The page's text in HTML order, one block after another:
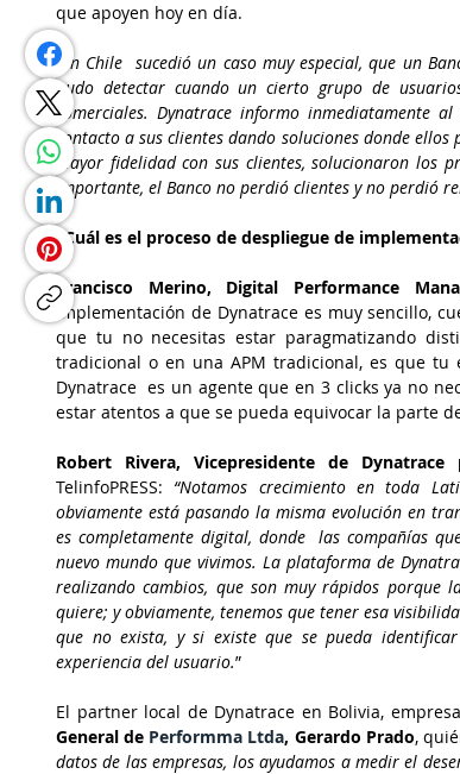
que apoyen hoy en día.
“En Chile  sucedió un caso muy especial, que un
pudo detectar cuando un cierto grupo de
comerciales. Dynatrace informo inmediatamente
contacto a sus clientes dando soluciones donde
Mayor fidelidad con sus clientes, solucionaron los
importante, el Banco no perdió clientes y no perdió
¿Cuál es el proceso de despliegue de
Francisco Merino, Digital Performance
implementación de Dynatrace es muy sencillo,
que tu no necesitas estar paragmatizando
tradicional o en una APM tradicional, es que tu
Dynatrace  es un agente que en 3 clicks ya no
estar atentos a que se pueda equivocar la parte
Robert Rivera, Vicepresidente de Dynatrace
TelinfoPRESS: “Notamos crecimiento en toda
obviamente está pasando la misma evolución en
es completamente digital, donde  las compañías
nuevo mundo que vivimos. La plataforma de
realizando cambios, que son muy rápidos porque
quiere; y obviamente, tenemos que tener esa
que no exista, y si existe que se pueda
experiencia del usuario.”
El partner local de Dynatrace en Bolivia,
General de Performma Ltda, Gerardo Prado,
datos de las empresas, los ayudamos a medir el